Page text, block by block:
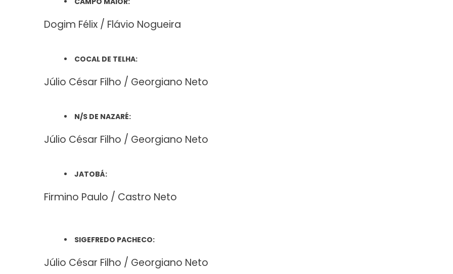
Dogim Félix / Flávio Nogueira
COCAL DE TELHA:
Júlio César Filho / Georgiano Neto
N/S DE NAZARÉ:
Júlio César Filho / Georgiano Neto
JATOBÁ:
Firmino Paulo / Castro Neto
SIGEFREDO PACHECO:
Júlio César Filho / Georgiano Neto